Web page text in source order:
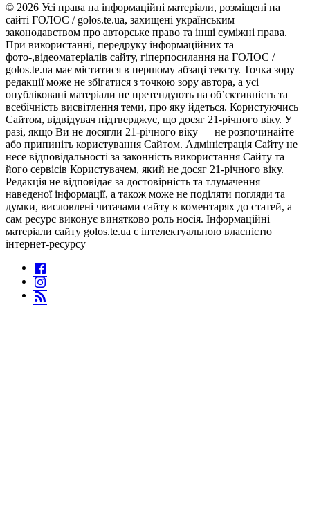
© 2026 Усі права на інформаційні матеріали, розміщені на
сайті ГОЛОС / golos.te.ua, захищені українським
законодавством про авторське право та інші суміжні права.
При використанні, передруку інформаційних та
фото-,відеоматеріалів сайту, гіперпосилання на ГОЛОС /
golos.te.ua має міститися в першому абзаці тексту. Точка зору
редакції може не збігатися з точкою зору автора, а усі
опубліковані матеріали не претендують на об’єктивність та
всебічність висвітлення теми, про яку йдеться. Користуючись
Сайтом, відвідувач підтверджує, що досяг 21-річного віку. У
разі, якщо Ви не досягли 21-річного віку — не розпочинайте
або припиніть користування Сайтом. Адміністрація Сайту не
несе відповідальності за законність використання Сайту та
його сервісів Користувачем, який не досяг 21-річного віку.
Редакція не відповідає за достовірність та тлумачення
наведеної інформації, а також може не поділяти погляди та
думки, висловлені читачами сайту в коментарях до статей, а
сам ресурс виконує винятково роль носія. Інформаційні
матеріали сайту golos.te.ua є інтелектуальною власністю
інтернет-ресурсу